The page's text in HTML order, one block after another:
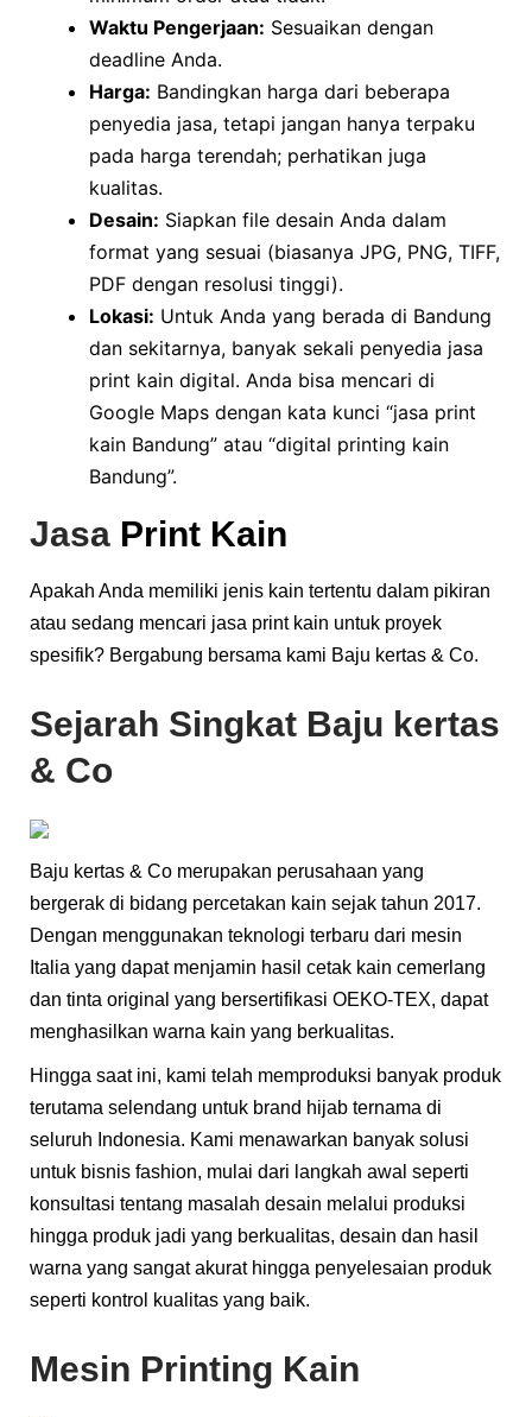
Waktu Pengerjaan: Sesuaikan dengan
deadline Anda.
Harga: Bandingkan harga dari beberapa
penyedia jasa, tetapi jangan hanya terpaku
pada harga terendah; perhatikan juga
kualitas.
Desain: Siapkan file desain Anda dalam
format yang sesuai (biasanya JPG, PNG, TIFF,
PDF dengan resolusi tinggi).
Lokasi: Untuk Anda yang berada di Bandung
dan sekitarnya, banyak sekali penyedia jasa
print kain digital. Anda bisa mencari di
Google Maps dengan kata kunci “jasa print
kain Bandung” atau “digital printing kain
Bandung”.
Jasa Print Kain
Apakah Anda memiliki jenis kain tertentu dalam pikiran
atau sedang mencari jasa print kain untuk proyek
spesifik? Bergabung bersama kami Baju kertas & Co.
Sejarah Singkat Baju kertas
& Co
Baju kertas & Co merupakan perusahaan yang
bergerak di bidang percetakan kain sejak tahun 2017.
Dengan menggunakan teknologi terbaru dari mesin
Italia yang dapat menjamin hasil cetak kain cemerlang
dan tinta original yang bersertifikasi OEKO-TEX, dapat
menghasilkan warna kain yang berkualitas.
Hingga saat ini, kami telah memproduksi banyak produk
terutama selendang untuk brand hijab ternama di
seluruh Indonesia. Kami menawarkan banyak solusi
untuk bisnis fashion, mulai dari langkah awal seperti
konsultasi tentang masalah desain melalui produksi
hingga produk jadi yang berkualitas, desain dan hasil
warna yang sangat akurat hingga penyelesaian produk
seperti kontrol kualitas yang baik.
Mesin Printing Kain